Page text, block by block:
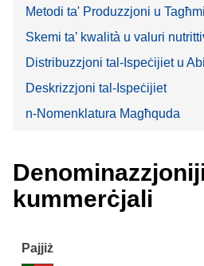
Metodi ta' Produzzjoni u
Skemi ta’ kwalità u valuri
Distribuzzjoni tal-Ispeċijiet u
Deskrizzjoni tal-Ispeċijiet
n-Nomenklatura Magħquda
kummerċjali